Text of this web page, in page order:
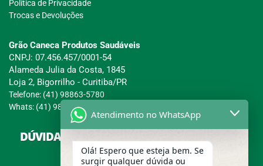
Política de Privacidade
Trocas e Devoluções
Grão Caneca Produtos Saudáveis
CNPJ: 07.456.457/0001-54
Alameda Julia da Costa, 1845
Loja 2, Bigorrilho - Curitiba/PR
Telefone: (41) 98863-5780
Whats: (41) 98863-5780
DÚVIDAS SOBRE COMPRAS, PAGAMENTOS E
ENTREGAS?
Atendimento no WhatsApp
Olá! Espero que esteja bem. Se
surgir qualquer dúvida ou